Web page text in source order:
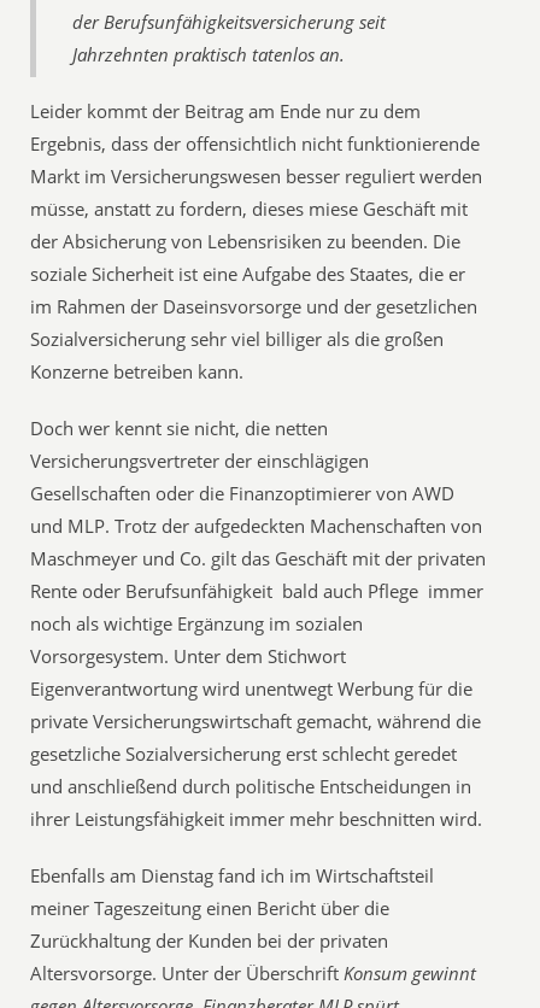
der Berufsunfähigkeitsversicherung seit
Jahrzehnten praktisch tatenlos an.
Leider kommt der Beitrag am Ende nur zu dem
Ergebnis, dass der offensichtlich nicht funktionierende
Markt im Versicherungswesen besser reguliert werden
müsse, anstatt zu fordern, dieses miese Geschäft mit
der Absicherung von Lebensrisiken zu beenden. Die
soziale Sicherheit ist eine Aufgabe des Staates, die er
im Rahmen der Daseinsvorsorge und der gesetzlichen
Sozialversicherung sehr viel billiger als die großen
Konzerne betreiben kann.
Doch wer kennt sie nicht, die netten
Versicherungsvertreter der einschlägigen
Gesellschaften oder die Finanzoptimierer von AWD
und MLP. Trotz der aufgedeckten Machenschaften von
Maschmeyer und Co. gilt das Geschäft mit der privaten
Rente oder Berufsunfähigkeit  bald auch Pflege  immer
noch als wichtige Ergänzung im sozialen
Vorsorgesystem. Unter dem Stichwort
Eigenverantwortung wird unentwegt Werbung für die
private Versicherungswirtschaft gemacht, während die
gesetzliche Sozialversicherung erst schlecht geredet
und anschließend durch politische Entscheidungen in
ihrer Leistungsfähigkeit immer mehr beschnitten wird.
Ebenfalls am Dienstag fand ich im Wirtschaftsteil
meiner Tageszeitung einen Bericht über die
Zurückhaltung der Kunden bei der privaten
Altersvorsorge. Unter der Überschrift Konsum gewinnt